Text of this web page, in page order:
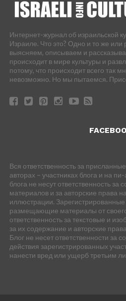
Интернет-журнал об израильской
Израиле. Что это? Одно и то же
выясняем, описываем и
происходит в мире культуры и
потому, что происходит всего так
невозможно. Но мы пытаемся.
Вся ответственность за
авторах – участниках блога и на
блога не несут ответственность
материалов и за авторские права
иллюстрации. Зарегистрированные
размещающие материалы от
ответственность за текстовые и
за их содержание и авторские
Блог не несет ответственности
действия зарегистрированных
нанести вред или ущерб третьим